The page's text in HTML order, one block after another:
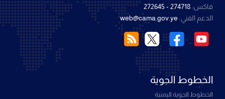
فاكس: 274718 - 272645
الدعم الفني: web@cama.gov.ye
الخطوط الجوية
الخطوط الجوية اليمنية